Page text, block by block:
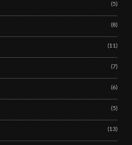
(5)
(8)
(11)
(7)
(6)
(5)
(13)